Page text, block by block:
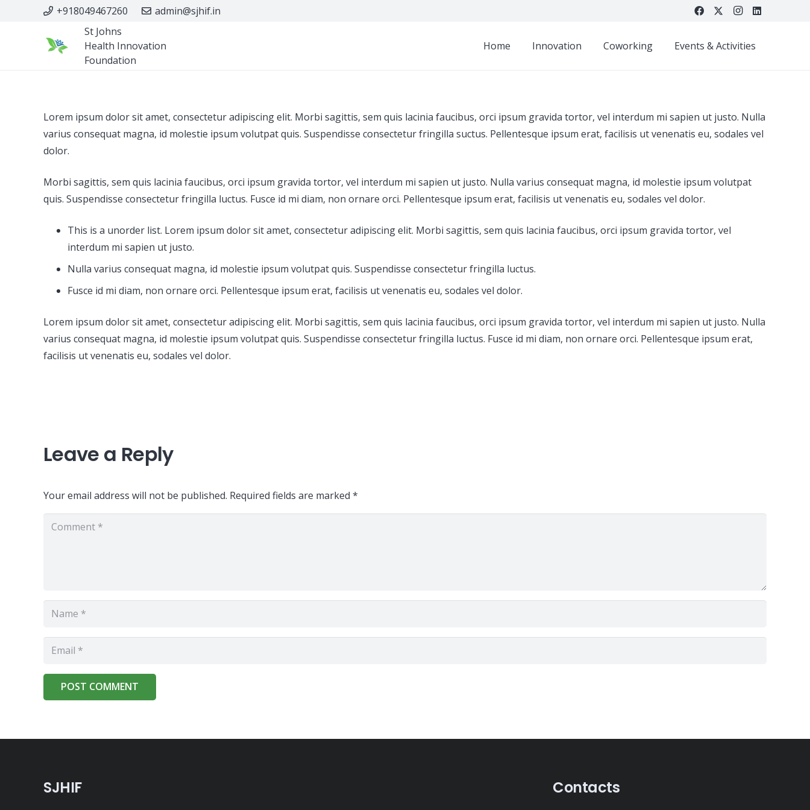
+918049467260
admin@sjhif.in
St Johns
Health Innovation
Foundation
Home Innovation Coworking Events & Activities
Lorem ipsum dolor sit amet, consectetur adipiscing elit. Morbi sagittis, sem quis lacinia faucibus, orci ipsum gravida tortor, vel interdum mi sapien ut justo. Nulla
varius consequat magna, id molestie ipsum volutpat quis. Suspendisse consectetur fringilla suctus. Pellentesque ipsum erat, facilisis ut venenatis eu, sodales vel
dolor.
Morbi sagittis, sem quis lacinia faucibus, orci ipsum gravida tortor, vel interdum mi sapien ut justo. Nulla varius consequat magna, id molestie ipsum volutpat
quis. Suspendisse consectetur fringilla luctus. Fusce id mi diam, non ornare orci. Pellentesque ipsum erat, facilisis ut venenatis eu, sodales vel dolor.
This is a unorder list. Lorem ipsum dolor sit amet, consectetur adipiscing elit. Morbi sagittis, sem quis lacinia faucibus, orci ipsum gravida tortor, vel
interdum mi sapien ut justo.
Nulla varius consequat magna, id molestie ipsum volutpat quis. Suspendisse consectetur fringilla luctus.
Fusce id mi diam, non ornare orci. Pellentesque ipsum erat, facilisis ut venenatis eu, sodales vel dolor.
Lorem ipsum dolor sit amet, consectetur adipiscing elit. Morbi sagittis, sem quis lacinia faucibus, orci ipsum gravida tortor, vel interdum mi sapien ut justo. Nulla
varius consequat magna, id molestie ipsum volutpat quis. Suspendisse consectetur fringilla luctus. Fusce id mi diam, non ornare orci. Pellentesque ipsum erat,
facilisis ut venenatis eu, sodales vel dolor.
Leave a Reply
Your email address will not be published. Required fields are marked *
POST COMMENT
SJHIF Contacts